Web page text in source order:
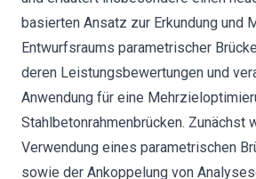
basierten Ansatz zur Erkundung und
Entwurfsraums parametrischer
deren Leistungsbewertungen und
Anwendung für eine
Stahlbetonrahmenbrücken. Zunächst
Verwendung eines parametrischen
sowie der Ankoppelung von